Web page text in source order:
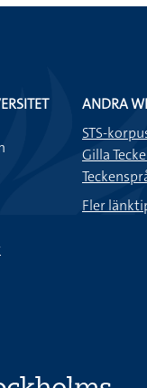
ANDRA
STS-
Gilla
Fler